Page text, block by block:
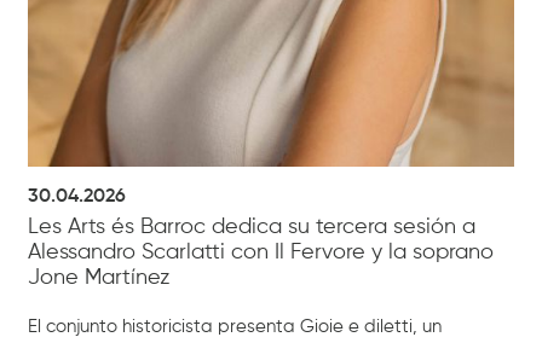
30.04.2026
Les Arts és Barroc dedica su tercera sesión a
Alessandro Scarlatti con Il Fervore y la soprano
Jone Martínez
El conjunto historicista presenta Gioie e diletti, un